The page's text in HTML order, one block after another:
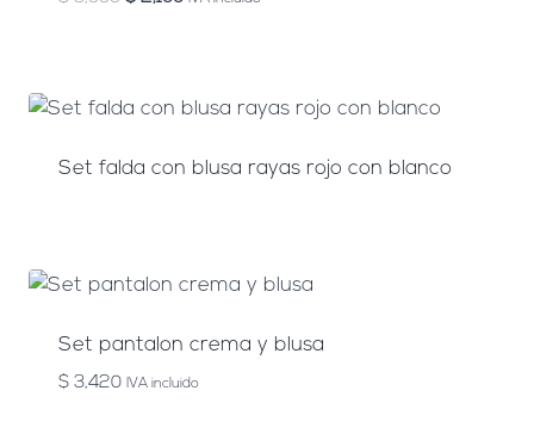
$ 3,000.$ 2,100.
Set falda con blusa rayas rojo con blanco
Set pantalon crema y blusa
$3,420 IVA incluido